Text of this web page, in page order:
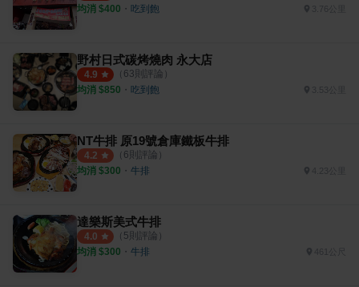
均消 $400 ・ 吃到飽
野村日式碳烤燒肉 永大店
4.9 （ 63則評論）
均消 $850 ・ 吃到飽 3.53公里
NT牛排 原19號倉庫鐵板牛排
4.2 （ 6則評論）
均消 $300 ・ 牛排 4.23公里
達樂斯美式牛排
4.0 （ 5則評論）
均消 $300 ・ 牛排 461公尺